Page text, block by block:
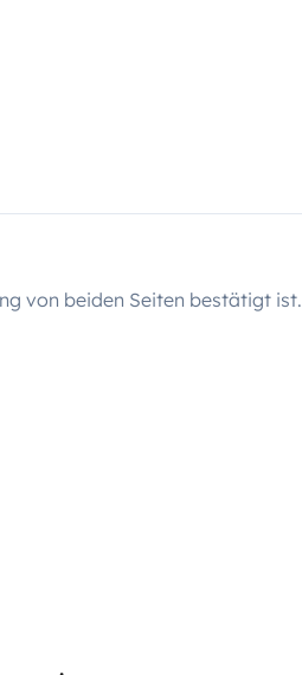
von beiden Seiten bestätigt ist.